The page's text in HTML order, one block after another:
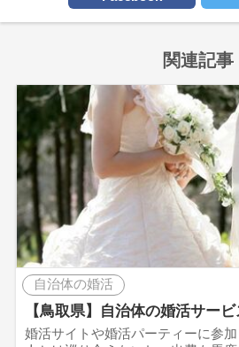
関連記事
自治体の婚活
【鳥取県】自治体の婚活サー
婚活サイトや婚活パーティーに参